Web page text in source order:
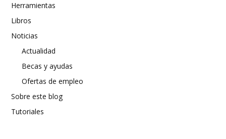
Herramientas
Libros
Noticias
Actualidad
Becas y ayudas
Ofertas de empleo
Sobre este blog
Tutoriales